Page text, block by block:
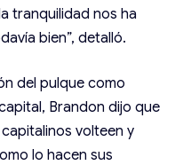
tranquilidad nos ha
bien”, detalló.
del pulque como
Brandon dijo que
volteen y
lo hacen sus